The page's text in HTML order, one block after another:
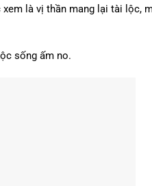
là vị thần mang lại tài lộc,
sống ấm no.